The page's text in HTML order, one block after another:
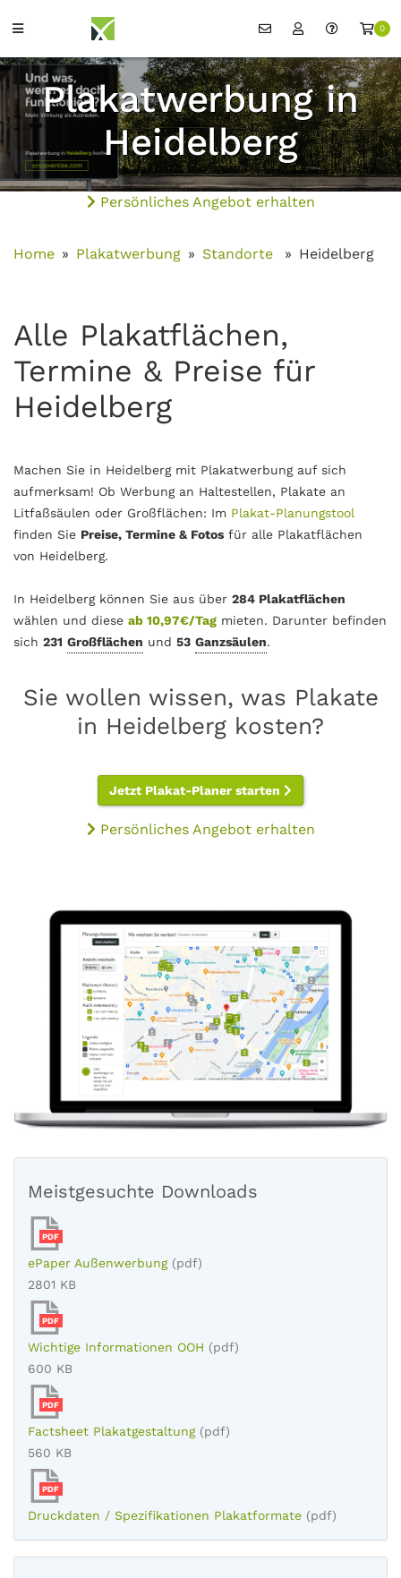
0
Plakatwerbung in
Heidelberg
Persönliches Angebot erhalten
Home Plakatwerbung Standorte Heidelberg
Alle Plakatflächen,
Termine & Preise für
Heidelberg
Machen Sie in Heidelberg mit Plakatwerbung auf sich
aufmerksam! Ob Werbung an Haltestellen, Plakate an
Litfaßsäulen oder Großflächen: Im Plakat-Planungstool
finden Sie Preise, Termine & Fotos für alle Plakatflächen
von Heidelberg.
In Heidelberg können Sie aus über 284 Plakatflächen
wählen und diese ab 10,97€/Tag mieten. Darunter befinden
sich 231 Großflächen und 53 Ganzsäulen.
Sie wollen wissen, was Plakate
in Heidelberg kosten?
Jetzt Plakat-Planer starten
Persönliches Angebot erhalten
Meistgesuchte Downloads
PDF
ePaper Außenwerbung (pdf)
2801 KB
PDF
Wichtige Informationen OOH (pdf)
600 KB
PDF
Factsheet Plakatgestaltung (pdf)
560 KB
PDF
Druckdaten / Spezifikationen Plakatformate (pdf)